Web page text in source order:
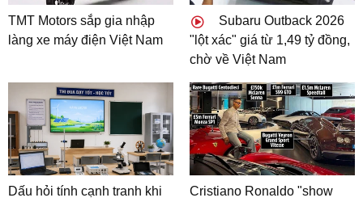
TMT Motors sắp gia nhập
làng xe máy điện Việt Nam
Subaru Outback 2026
"lột xác" giá từ 1,49 tỷ đồng,
chờ về Việt Nam
Dấu hỏi tính cạnh tranh khi
Cristiano Ronaldo "show